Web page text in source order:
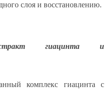
слоя и восстановлению.
гиацинта и
комплекс гиацинта с